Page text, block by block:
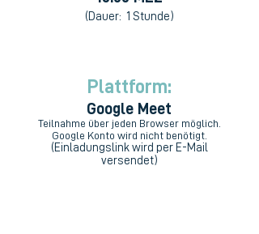
(Dauer: 1 Stunde)
Plattform:
Google Meet
Teilnahme über jeden Browser möglich.
Google Konto wird nicht benötigt.
(Einladungslink wird per E-Mail
versendet)